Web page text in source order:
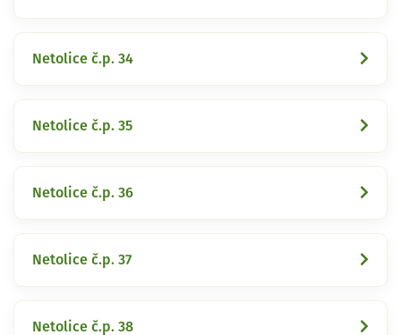
Netolice č.p. 34
Netolice č.p. 35
Netolice č.p. 36
Netolice č.p. 37
Netolice č.p. 38